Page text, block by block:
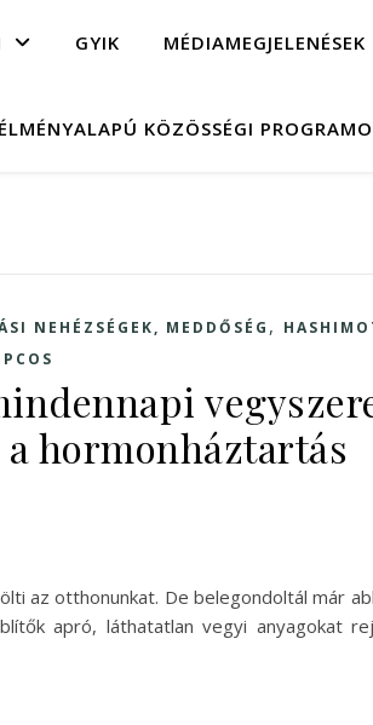
GYIK MÉDIAMEGJELENÉSEK
KÖZÖSSÉGI
NEHÉZSÉGEK, MEDDŐSÉG ,
PCOS
hormonháztartás
az otthonunkat. De belegondoltál már
apró, láthatatlan vegyi anyagokat